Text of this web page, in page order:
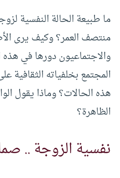
ما طبيعة الحالة النفسية
منتصف العمر؟ وكيف يرى
والاجتماعيون دورها في هذه
المجتمع بخلفياته الثقافية
هذه الحالات؟ وماذا يقول
الظاهرة؟
نفسية الزوجة ..